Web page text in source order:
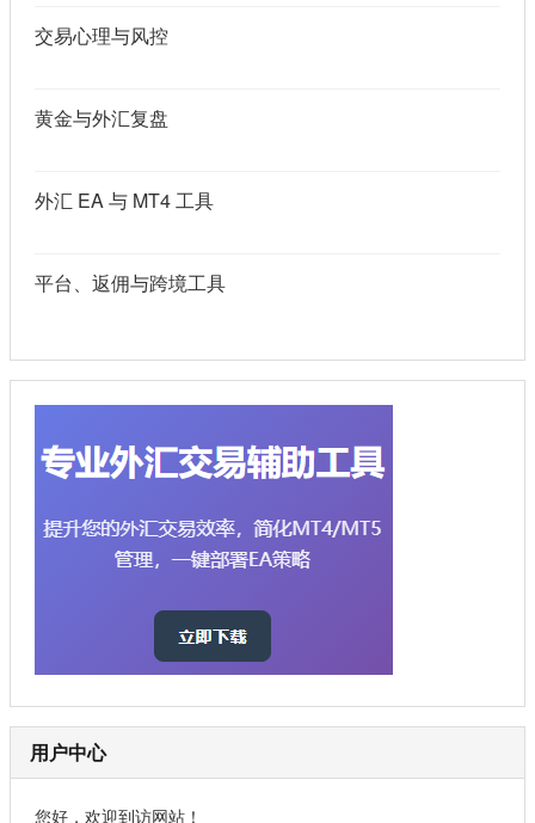
交易心理与风控
黄金与外汇复盘
外汇 EA 与 MT4 工具
平台、返佣与跨境工具
用户中心
您好，欢迎到访网站！